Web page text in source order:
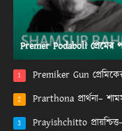
Premer Podaboli প্রেমের
1 Premiker Gun
2 Prarthona প্রার্থনা–
3 Prayishchitto